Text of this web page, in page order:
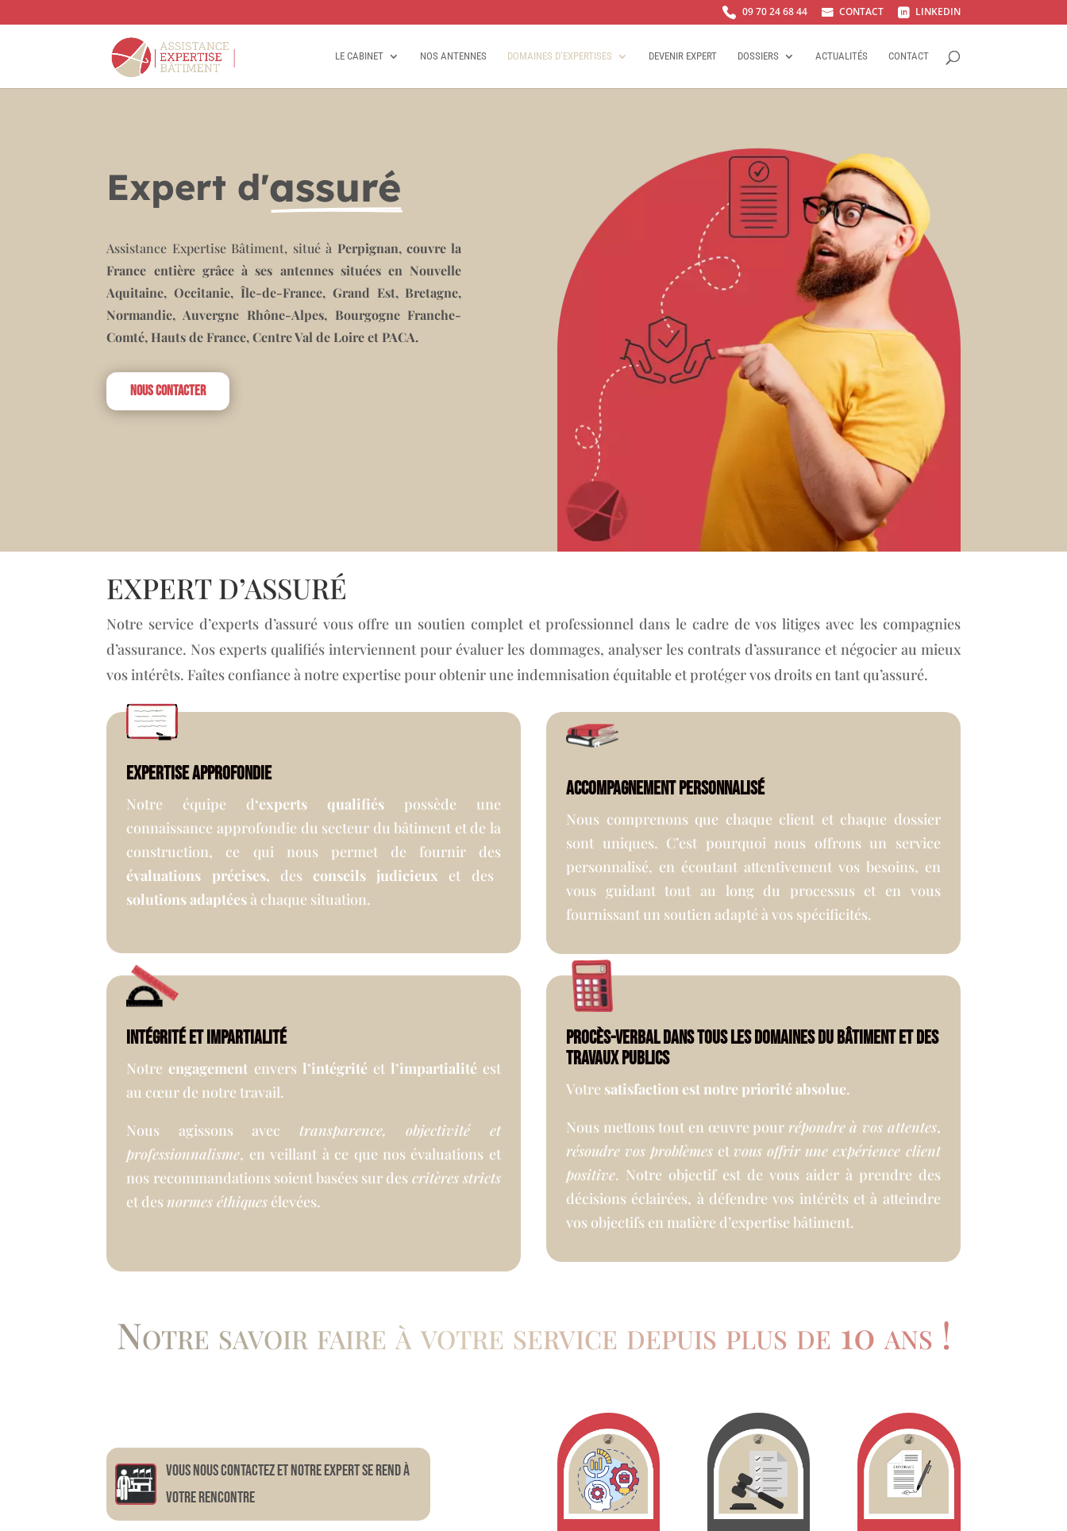
 09 70 24 68 44  CONTACT  LINKEDIN
LE CABINET NOS ANTENNES DOMAINES D’EXPERTISES DEVENIR EXPERT DOSSIERS ACTUALITÉS CONTACT
Expert d'assuré
Assistance Expertise Bâtiment, situé à Perpignan, couvre la
France entière grâce à ses antennes situées en Nouvelle
Aquitaine, Occitanie, Île-de-France, Grand Est, Bretagne,
Normandie, Auvergne Rhône-Alpes, Bourgogne Franche-
Comté, Hauts de France, Centre Val de Loire et PACA.
Nous contacter
EXPERT D’ASSURÉ
Notre service d’experts d’assuré vous offre un soutien complet et professionnel dans le cadre de vos litiges avec les compagnies
d’assurance. Nos experts qualifiés interviennent pour évaluer les dommages, analyser les contrats d’assurance et négocier au mieux
vos intérêts. Faîtes confiance à notre expertise pour obtenir une indemnisation équitable et protéger vos droits en tant qu’assuré.
Expertise approfondie
Notre équipe d‘experts qualifiés possède une
connaissance approfondie du secteur du bâtiment et de la
construction, ce qui nous permet de fournir des
évaluations précises, des conseils judicieux et des
solutions adaptées à chaque situation.
Accompagnement personnalisé
Nous comprenons que chaque client et chaque dossier
sont uniques. C’est pourquoi nous offrons un service
personnalisé, en écoutant attentivement vos besoins, en
vous guidant tout au long du processus et en vous
fournissant un soutien adapté à vos spécificités.
Intégrité et impartialité
Notre engagement envers l’intégritéet l’impartialitéest
au cœur de notre travail.
Nous agissons avec transparence, objectivité et
professionnalisme, en veillant à ce que nos évaluations et
nos recommandations soient basées sur des critères stricts
et desnormes éthiques élevées.
Procès-Verbal dans tous les domaines du bâtiment et des
travaux publics
Votre satisfaction est notre priorité absolue.
Nous mettons tout en œuvre pour répondre à vos attentes,
résoudre vos problèmes et vous offrir une expérience client
positive. Notre objectif est de vous aider à prendre des
décisions éclairées, à défendre vos intérêts et à atteindre
vos objectifs en matière d’expertise bâtiment.
Notre savoir faire à votre service depuis plus de 10 ans !
Vous nous contactez et notre expert se rend à
votre rencontre